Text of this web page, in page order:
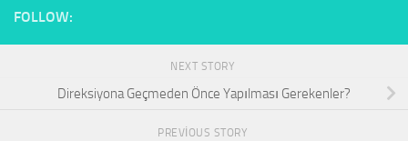
FOLLOW:
NEXT STORY
Direksiyona Geçmeden Önce Yapılması Gerekenler?
PREVIOUS STORY